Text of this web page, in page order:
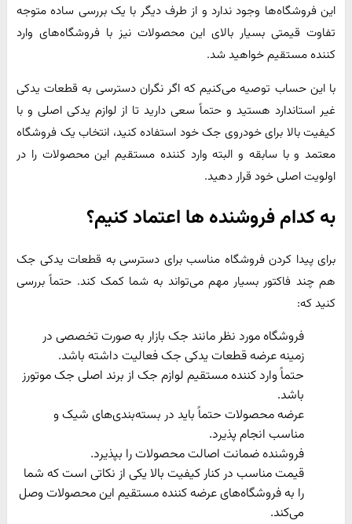
این فروشگاه‌ها وجود ندارد و از طرف دیگر با یک بررسی ساده متوجه
تفاوت قیمتی بسیار بالای این محصولات نیز با فروشگاه‌های وارد
کننده مستقیم خواهید شد.
با این حساب توصیه می‌کنیم که اگر نگران دسترسی به قطعات یدکی
غیر استاندارد هستید و حتماً سعی دارید تا از لوازم یدکی اصلی و با
کیفیت بالا برای خودروی جک خود استفاده کنید، انتخاب یک فروشگاه
معتمد و با سابقه و البته وارد کننده مستقیم این محصولات را در
اولویت اصلی خود قرار دهید.
به کدام فروشنده ها اعتماد کنیم؟
برای پیدا کردن فروشگاه مناسب برای دسترسی به قطعات یدکی جک
هم چند فاکتور بسیار مهم می‌تواند به شما کمک کند. حتماً بررسی
کنید که:
فروشگاه مورد نظر مانند جک بازار به صورت تخصصی در
زمینه عرضه قطعات یدکی جک فعالیت داشته باشد.
حتماً وارد کننده مستقیم لوازم جک از برند اصلی جک موتورز
باشد.
عرضه محصولات حتماً باید در بسته‌بندی‌های شیک و
مناسب انجام پذیرد.
فروشنده ضمانت اصالت محصولات را بپذیرد.
قیمت مناسب در کنار کیفیت بالا یکی از نکاتی است که شما
را به فروشگاه‌های عرضه کننده مستقیم این محصولات وصل
می‌کند.